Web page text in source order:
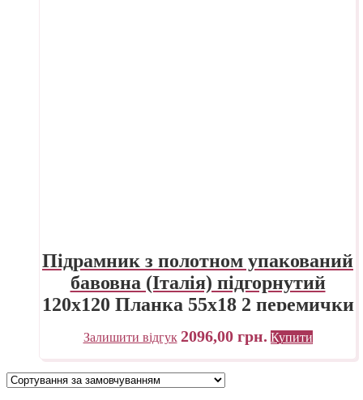
Підрамник з полотном упакований
бавовна (Італія) підгорнутий
120х120 Планка 55х18 2 перемички
«Трек» Україна
Залишити відгук 2096,00 грн. Купити